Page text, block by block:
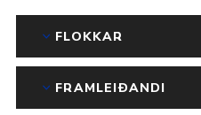
FLOKKAR
FRAMLEIÐANDI